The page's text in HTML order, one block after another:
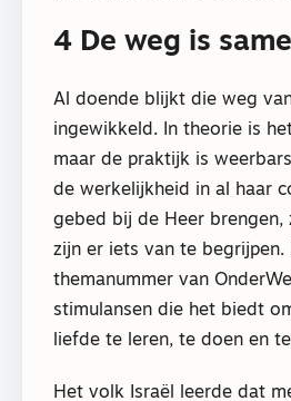
4 De weg is
Al doende blijkt die weg
ingewikkeld. In theorie is
maar de praktijk is
de werkelijkheid in al haar
gebed bij de Heer brengen,
zijn er iets van te
themanummer van
stimulansen die het biedt
liefde te leren, te doen en
Het volk Israël leerde dat